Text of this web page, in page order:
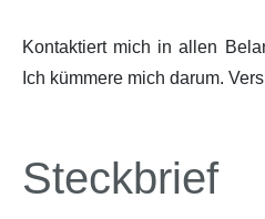
Kontaktiert mich in allen
Ich kümmere mich darum.
Steckbrief